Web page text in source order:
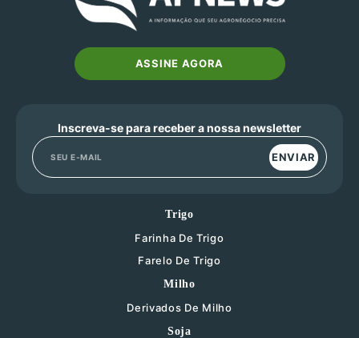
ASSINE AGORA
Inscreva-se para receber a nossa newsletter
ENVIAR
Trigo
Farinha De Trigo
Farelo De Trigo
Milho
Derivados De Milho
Soja